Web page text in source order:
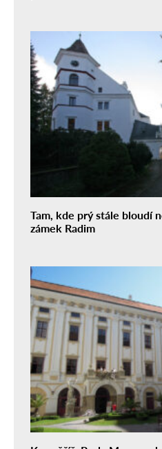
Tam, kde prý stále bloudí
zámek Radim